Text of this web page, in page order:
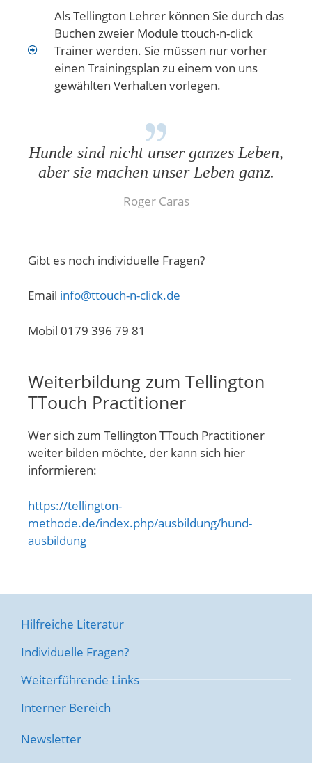
Als Tellington Lehrer können Sie durch das
Buchen zweier Module ttouch-n-click
Trainer werden. Sie müssen nur vorher
einen Trainingsplan zu einem von uns
gewählten Verhalten vorlegen.
Hunde sind nicht unser ganzes Leben,
aber sie machen unser Leben ganz.
Roger Caras
Gibt es noch individuelle Fragen?
Email info@ttouch-n-click.de
Mobil 0179 396 79 81
Weiterbildung zum Tellington
TTouch Practitioner
Wer sich zum Tellington TTouch Practitioner
weiter bilden möchte, der kann sich hier
informieren:
https://tellington-
methode.de/index.php/ausbildung/hund-
ausbildung
Hilfreiche Literatur
Individuelle Fragen?
Weiterführende Links
Interner Bereich
Newsletter